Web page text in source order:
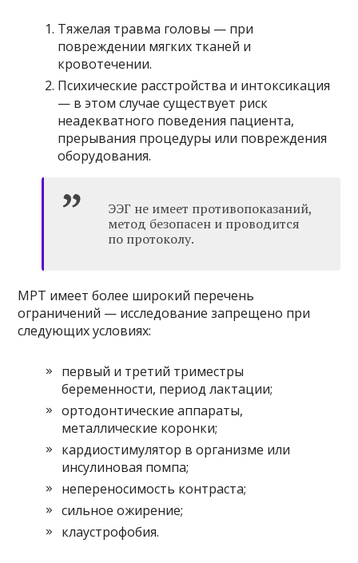
Тяжелая травма головы — при
повреждении мягких тканей и
кровотечении.
Психические расстройства и интоксикация
— в этом случае существует риск
неадекватного поведения пациента,
прерывания процедуры или повреждения
оборудования.
ЭЭГ не имеет противопоказаний,
метод безопасен и проводится
по протоколу.
МРТ имеет более широкий перечень
ограничений — исследование запрещено при
следующих условиях:
первый и третий триместры
беременности, период лактации;
ортодонтические аппараты,
металлические коронки;
кардиостимулятор в организме или
инсулиновая помпа;
непереносимость контраста;
сильное ожирение;
клаустрофобия.